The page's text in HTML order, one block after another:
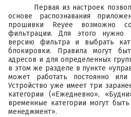
Первая из настроек
основе распознавания
прошивки Reyee возможно
фильтрации. Для этого нужно
версию фильтра и выбрать
блокировки. Правила могут
адресов и для определенных
в этом же разделе в пункте
может работать постоянно
Устройство уже имеет три
категории («Ежедневно»,
временные категории могут
менеджмент».